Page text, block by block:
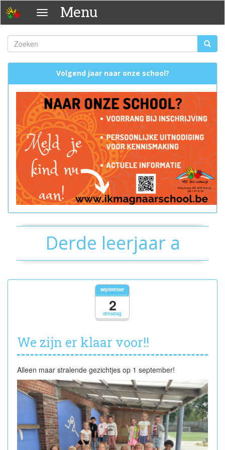
Overslaan
en
naar
de
inhoud
gaan
Menu Menu
Zoekveld
Zoeken
Volgend jaar naar onze school?
Derde leerjaar a
dinsdag
september
2
We zijn er klaar voor!!
Alleen maar stralende gezichtjes op 1 september!